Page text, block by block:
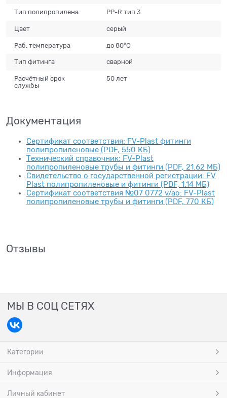
Тип полипропилена PP-R тип 3
Цвет серый
Раб. температура до 80°С
Тип фитинга сварной
Расчётный срок
службы
50 лет
Документация
Сертификат соответствия: FV-Plast фитинги
полипропиленовые (PDF, 550 КБ)
Технический справочник: FV-Plast
полипропиленовые трубы и фитинги (PDF, 21.62 МБ)
Свидетельство о государственной регистрации: FV
Plast полипропиленовые и фитинги (PDF, 1.14 МБ)
Сертификат соответствия №07 0772 v/ao: FV-Plast
полипропиленовые трубы и фитинги (PDF, 770 КБ)
Отзывы
МЫ В СОЦ СЕТЯХ
Категории
Информация
Личный кабинет